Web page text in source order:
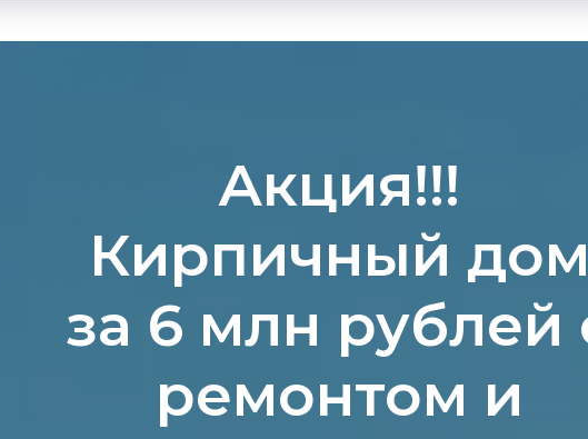
Акция!!!
Кирпичный
за 6 млн рублей
ремонтом и